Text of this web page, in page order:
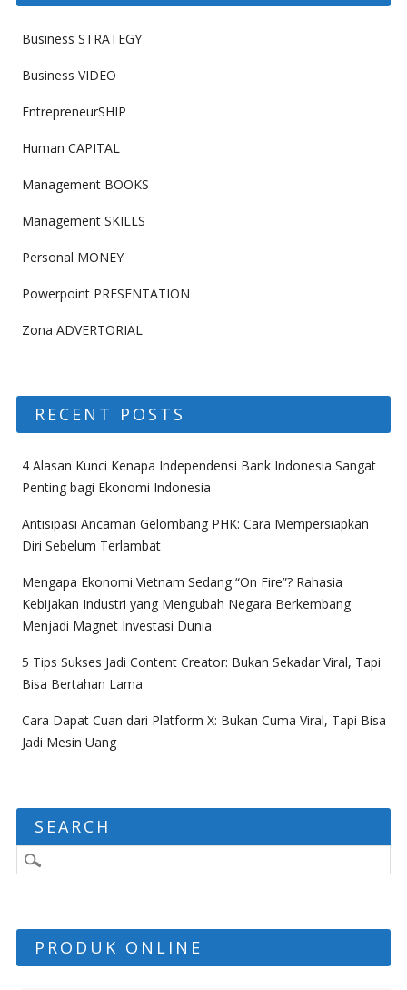
Business STRATEGY
Business VIDEO
EntrepreneurSHIP
Human CAPITAL
Management BOOKS
Management SKILLS
Personal MONEY
Powerpoint PRESENTATION
Zona ADVERTORIAL
RECENT POSTS
4 Alasan Kunci Kenapa Independensi Bank Indonesia Sangat
Penting bagi Ekonomi Indonesia
Antisipasi Ancaman Gelombang PHK: Cara Mempersiapkan
Diri Sebelum Terlambat
Mengapa Ekonomi Vietnam Sedang “On Fire”? Rahasia
Kebijakan Industri yang Mengubah Negara Berkembang
Menjadi Magnet Investasi Dunia
5 Tips Sukses Jadi Content Creator: Bukan Sekadar Viral, Tapi
Bisa Bertahan Lama
Cara Dapat Cuan dari Platform X: Bukan Cuma Viral, Tapi Bisa
Jadi Mesin Uang
SEARCH
PRODUK ONLINE